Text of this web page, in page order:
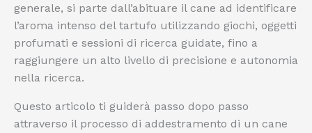
generale, si parte dall’abituare il cane ad identificare
l’aroma intenso del tartufo utilizzando giochi, oggetti
profumati e sessioni di ricerca guidate, fino a
raggiungere un alto livello di precisione e autonomia
nella ricerca.
Questo articolo ti guiderà passo dopo passo
attraverso il processo di addestramento di un cane